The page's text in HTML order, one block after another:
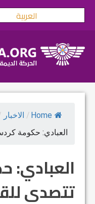
Skip
العربية
Home
/ الاخبار
العبادي: حكومة
العبادي:
تتصدى